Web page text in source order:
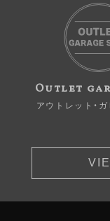
Outlet
アウトレット・